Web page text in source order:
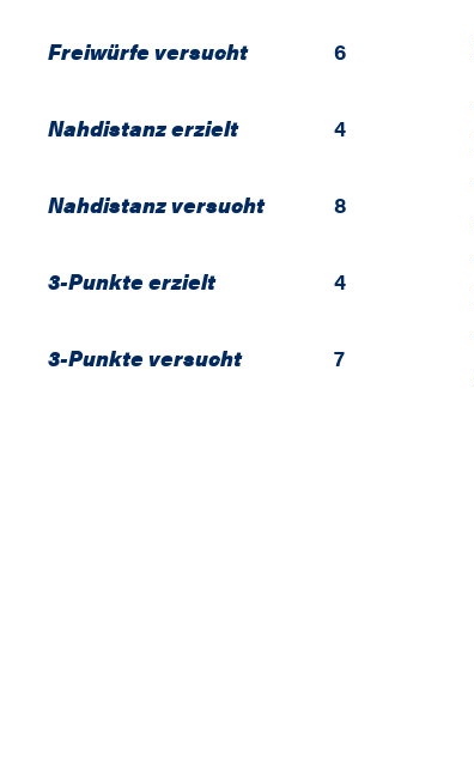
Freiwürfe versucht 6
Nahdistanz erzielt 4
Nahdistanz versucht 8
3-Punkte erzielt 4
3-Punkte versucht 7